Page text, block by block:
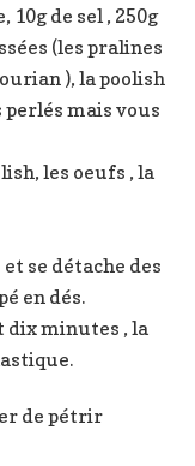
10g de sel , 250g
(les pralines
), la poolish
perlés mais vous
les oeufs , la
se détache des
en dés.
dix minutes , la
de pétrir